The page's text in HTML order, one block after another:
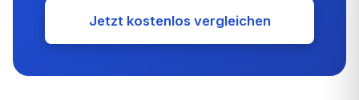
Jetzt kostenlos vergleichen